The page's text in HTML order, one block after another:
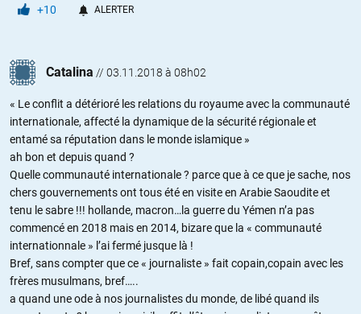
+10 ALERTER
Catalina // 03.11.2018 à 08h02
« Le conflit a détérioré les relations du royaume avec la communauté
internationale, affecté la dynamique de la sécurité régionale et
entamé sa réputation dans le monde islamique »
ah bon et depuis quand ?
Quelle communauté internationale ? parce que à ce que je sache, nos
chers gouvernements ont tous été en visite en Arabie Saoudite et
tenu le sabre !!! hollande, macron…la guerre du Yémen n’a pas
commencé en 2018 mais en 2014, bizare que la « communauté
internationnale » l’ai fermé jusque là !
Bref, sans compter que ce « journaliste » fait copain,copain avec les
frères musulmans, bref…..
a quand une ode à nos journalistes du monde, de libé quand ils